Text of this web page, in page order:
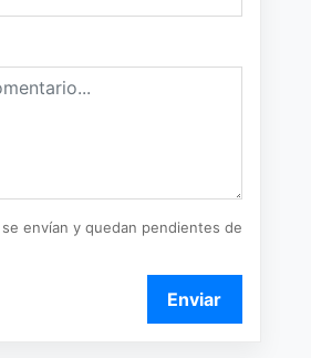
envían y quedan pendientes de
Enviar